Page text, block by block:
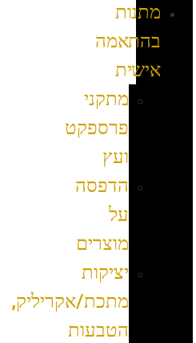
מתנות
בהתאמה
אישית
מתקני
פרספקט
ועץ
הדפסה
על
מוצרים
יציקות
מתכת/אקריליק,
הטבעות